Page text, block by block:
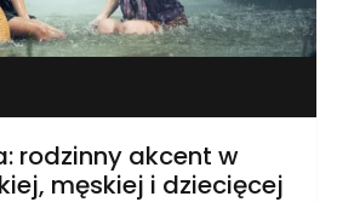
rodzinny akcent w
męskiej i dziecięcej